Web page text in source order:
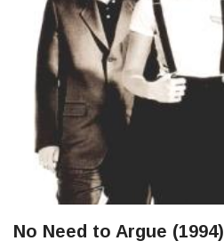
No Need to Argue (1994)